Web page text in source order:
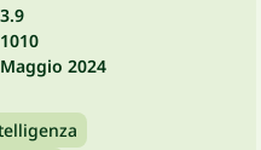
3.9
1010
Maggio 2024